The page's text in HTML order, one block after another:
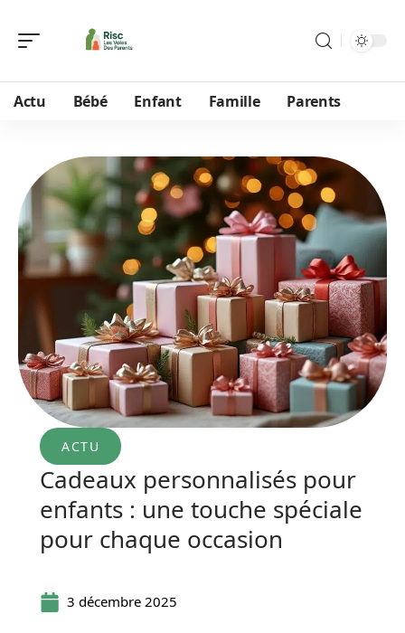
Actu Bébé Enfant Famille Parents
ACTU
Cadeaux personnalisés pour
enfants : une touche spéciale
pour chaque occasion
3 décembre 2025